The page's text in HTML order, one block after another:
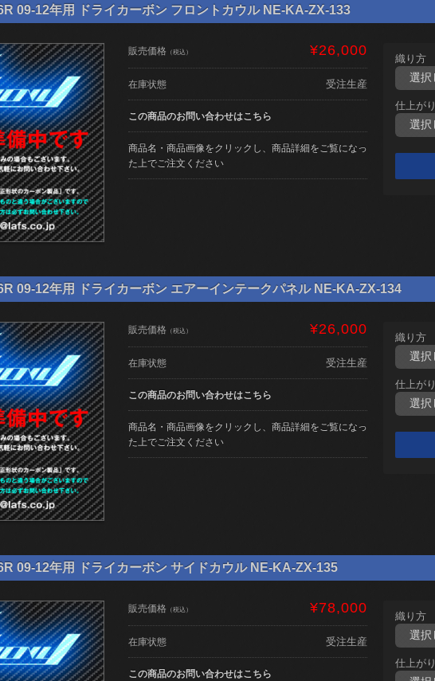
09-12年用 ドライカーボン フロントカウル NE-KA-ZX-133
販売価格 （税込） ¥26,000
在庫状態 受注生産
この商品のお問い合わせはこちら
商品名・商品画像をクリックし、商品詳細をご覧になっ
た上でご注文ください
織り方
仕上がり
09-12年用 ドライカーボン エアーインテークパネル NE-KA-ZX-134
販売価格 （税込） ¥26,000
在庫状態 受注生産
この商品のお問い合わせはこちら
商品名・商品画像をクリックし、商品詳細をご覧になっ
た上でご注文ください
織り方
仕上がり
09-12年用 ドライカーボン サイドカウル NE-KA-ZX-135
販売価格 （税込） ¥78,000
在庫状態 受注生産
この商品のお問い合わせはこちら
織り方
仕上がり